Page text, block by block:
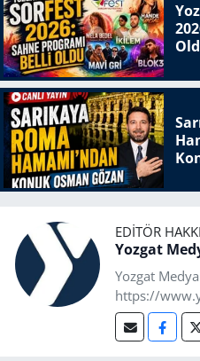
EDITÖR
Yozgat
Yozgat
https://